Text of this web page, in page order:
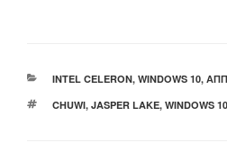
РУБРИКИ
INTEL CELERON, WINDOWS 10,
МЕТКИ
CHUWI, JASPER LAKE, WINDOWS 10